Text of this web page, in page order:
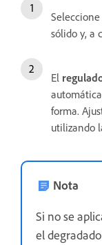
sólido y, a
El
forma.
utilizando
Nota
Si no se
el